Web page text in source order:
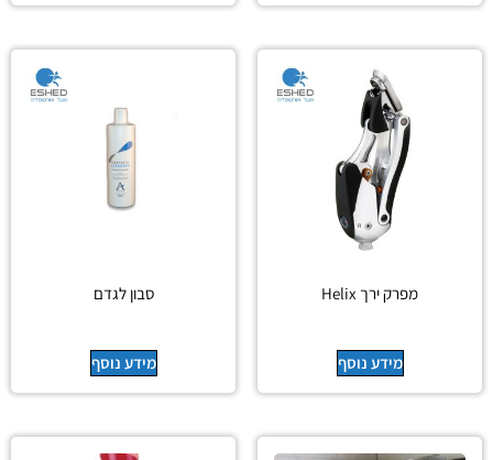
מפרק ירך Helix
מידע נוסף
סבון לגדם
מידע נוסף